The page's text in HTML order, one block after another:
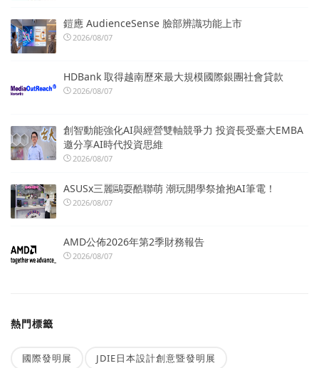
鎧應 AudienceSense 臉部辨識功能上市
2026/08/07
HDBank 取得越南歷來最大規模國際銀團社會貸款
2026/08/07
創智動能強化AI與經營雙軸競爭力 投資長受臺大EMBA
邀分享AI時代投資思維
2026/08/07
ASUSx三麗鷗耍酷聯萌 潮玩開學祭搶抱AI筆電！
2026/08/07
AMD公佈2026年第2季財務報告
2026/08/07
熱門標籤
國際發明展 JDIE日本設計創意暨發明展